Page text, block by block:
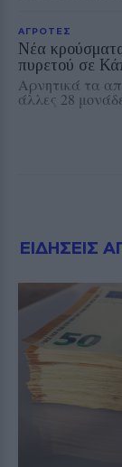
ΑΓΡΟΤΕΣ
Νέα
πυρετού σε
Αρνητικά τα
άλλες 28
ΕΙΔΗΣΕΙΣ